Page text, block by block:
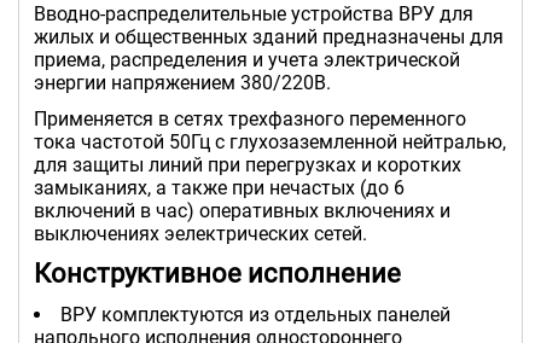
Вводно-распределительные устройства ВРУ для
жилых и общественных зданий предназначены для
приема, распределения и учета электрической
энергии напряжением 380/220В.
Применяется в сетях трехфазного переменного
тока частотой 50Гц с глухозаземленной нейтралью,
для защиты линий при перегрузках и коротких
замыканиях, а также при нечастых (до 6
включений в час) оперативных включениях и
выключениях эелектрических сетей.
Конструктивное исполнение
ВРУ комплектуются из отдельных панелей
напольного исполнения одностороннего